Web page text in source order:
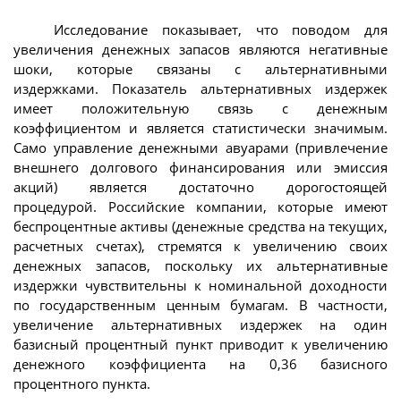
Исследование показывает, что поводом для
увеличения денежных запасов являются негативные
шоки, которые связаны с альтернативными
издержками. Показатель альтернативных издержек
имеет положительную связь с денежным
коэффициентом и является статистически значимым.
Само управление денежными авуарами (привлечение
внешнего долгового финансирования или эмиссия
акций) является достаточно дорогостоящей
процедурой. Российские компании, которые имеют
беспроцентные активы (денежные средства на текущих,
расчетных счетах), стремятся к увеличению своих
денежных запасов, поскольку их альтернативные
издержки чувствительны к номинальной доходности
по государственным ценным бумагам. В частности,
увеличение альтернативных издержек на один
базисный процентный пункт приводит к увеличению
денежного коэффициента на 0,36 базисного
процентного пункта.